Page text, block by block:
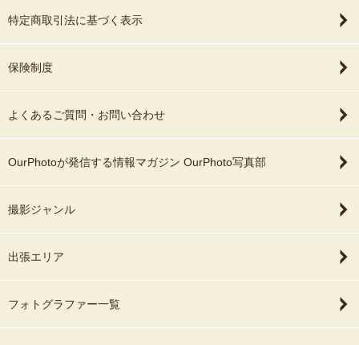
特定商取引法に基づく表示
保険制度
よくあるご質問・お問い合わせ
OurPhotoが発信する情報マガジン OurPhoto写真部
撮影ジャンル
出張エリア
フォトグラファー一覧